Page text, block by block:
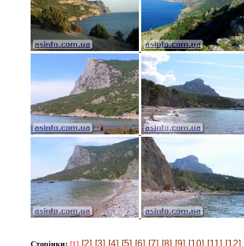
Сторінки: [1] [2] [3] [4] [5] [6] [7] [8] [9] [10] [11] [12]